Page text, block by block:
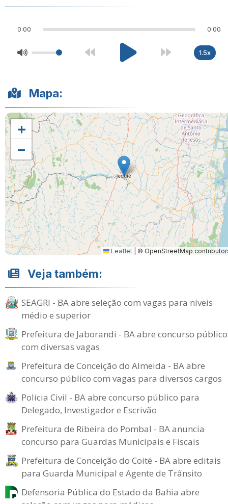
0:00 0:00
1.5x
Mapa:
+
−
Leaflet © OpenStreetMap
Veja também:
SEAGRI - BA abre seleção com vagas para níveis
médio e superior
Prefeitura de Jaborandi - BA abre concurso público
com diversas vagas
Prefeitura de Conceição do Almeida - BA abre
concurso público com vagas para diversos cargos
Polícia Civil - BA abre concurso público para
Delegado, Investigador e Escrivão
Prefeitura de Ribeira do Pombal - BA anuncia
concurso para Guardas Municipais e Fiscais
Prefeitura de Conceição do Coité - BA abre editais
para Guarda Municipal e Agente de Trânsito
Defensoria Pública do Estado da Bahia abre